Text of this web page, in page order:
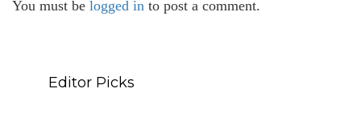
You must be logged in to post a comment.
Editor Picks